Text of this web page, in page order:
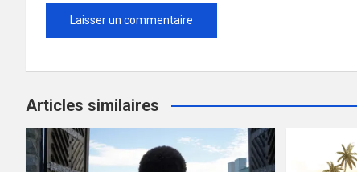
Articles similaires